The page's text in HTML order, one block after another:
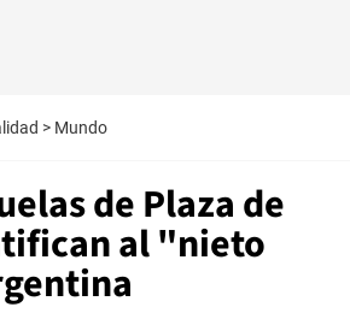
> Mundo
de Plaza de
al "nieto